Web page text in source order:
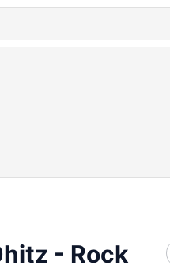
- Rock